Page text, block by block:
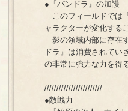
●『パンドラ』の加護
このフィールドでは
ャラクターが変化する
影の領域内部に存在
ドラ』は消費されてい
の非常に強力な力を得
////////////////////////
●敵戦力